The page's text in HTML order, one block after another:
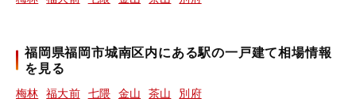
福岡県福岡市城南区内にある駅の一戸建て相場情報
を見る
梅林 福大前 七隈 金山 茶山 別府